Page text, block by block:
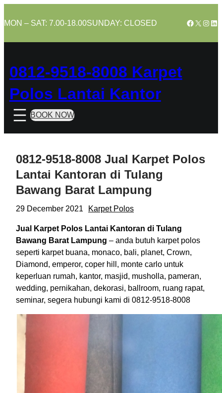
to
MON – SAT: 7.00-18.00SUNDAY: CLOSED Facebook
X
0812-9518-8008 Karpet
Polos Lantai Kantor
BOOK NOW
0812-9518-8008 Jual Karpet Polos
Lantai Kantoran di Tulang
Bawang Barat Lampung
29 December 2021 Karpet Polos
Jual Karpet Polos Lantai Kantoran di Tulang
Bawang Barat Lampung – anda butuh karpet polos
seperti karpet buana, monaco, bali, planet, Crown,
Diamond, emperor, coper hill, monte carlo untuk
keperluan rumah, kantor, masjid, musholla, pameran,
wedding, pernikahan, dekorasi, ballroom, ruang rapat,
seminar, segera hubungi kami di 0812-9518-8008